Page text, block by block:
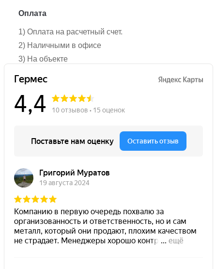
Оплата
1) Оплата на расчетный счет.
2) Наличными в офисе
3) На объекте